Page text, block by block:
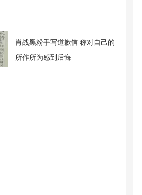
肖战黑粉手写道歉信 称对自己的
所作所为感到后悔